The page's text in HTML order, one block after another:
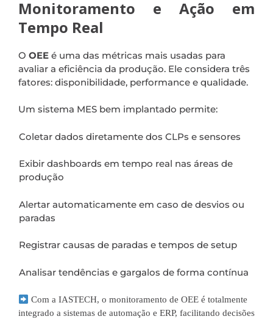
Monitoramento e Ação em
Tempo Real
O OEE é uma das métricas mais usadas para
avaliar a eficiência da produção. Ele considera três
fatores: disponibilidade, performance e qualidade.
Um sistema MES bem implantado permite:
Coletar dados diretamente dos CLPs e sensores
Exibir dashboards em tempo real nas áreas de
produção
Alertar automaticamente em caso de desvios ou
paradas
Registrar causas de paradas e tempos de setup
Analisar tendências e gargalos de forma contínua
Com a IASTECH, o monitoramento de OEE é totalmente
integrado a sistemas de automação e ERP, facilitando decisões